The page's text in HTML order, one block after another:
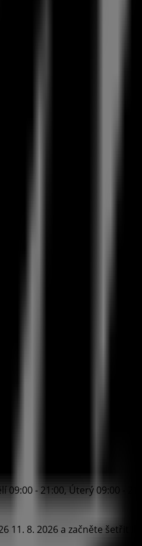
- 21:00, Úterý 09:00 -
11. 8. 2026 a začněte šetřit